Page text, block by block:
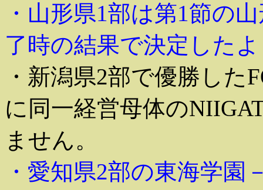
・山形県1部は第1節の
了時の結果で決定した
・新潟県2部で優勝し
に同一経営母体の
ません。
・愛知県2部の東海学園